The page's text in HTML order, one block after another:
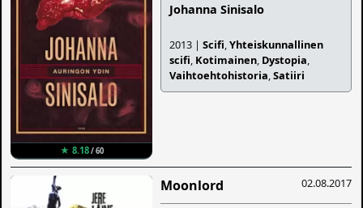
★ 8.18/ 60
Johanna Sinisalo
2013 |Scifi,Yhteiskunnallinen
scifi, Kotimainen, Dystopia,
Vaihtoehtohistoria,Satiiri
02.08.2017
Moonlord